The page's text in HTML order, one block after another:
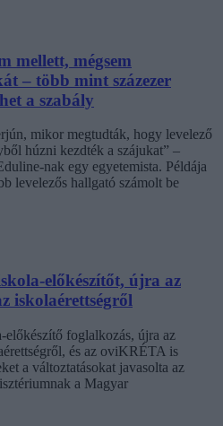
mellett, mégsem
– több mint százezer
a szabály
mikor megtudták, hogy levelező
húzni kezdték a szájukat” –
nak egy egyetemista. Példája
levelezős hallgató számolt be
előkészítőt, újra az
iskolaérettségről
előkészítő foglalkozás, újra az
és az oviKRÉTA is
a változtatásokat javasolta az
a Magyar